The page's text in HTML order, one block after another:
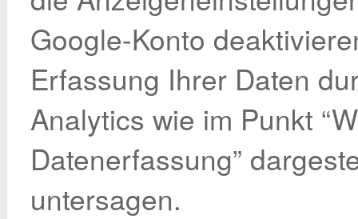
Google-Konto
Erfassung Ihrer Daten
Analytics wie im Punkt
Datenerfassung”
untersagen.